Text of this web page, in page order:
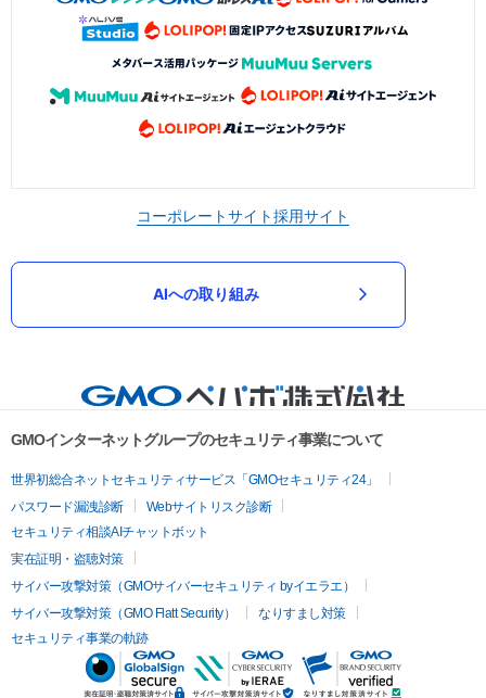
コーポレートサイト採用サイト
AIへの取り組み
GMOインターネットグループのセキュリティ事業について
世界初総合ネットセキュリティサービス「GMOセキュリティ24」
パスワード漏洩診断
Webサイトリスク診断
セキュリティ相談AIチャットボット
実在証明・盗聴対策
サイバー攻撃対策（GMOサイバーセキュリティ byイエラエ）
サイバー攻撃対策（GMO Flatt Security）
なりすまし対策
セキュリティ事業の軌跡